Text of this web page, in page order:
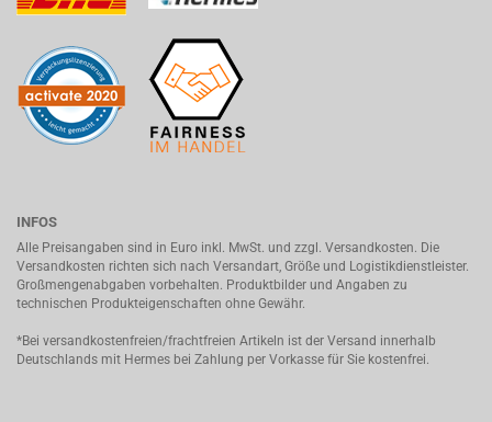
INFOS
Alle Preisangaben sind in Euro inkl. MwSt. und zzgl. Versandkosten. Die
Versandkosten richten sich nach Versandart, Größe und Logistikdienstleister.
Großmengenabgaben vorbehalten. Produktbilder und Angaben zu
technischen Produkteigenschaften ohne Gewähr.
*Bei versandkostenfreien/frachtfreien Artikeln ist der Versand innerhalb
Deutschlands mit Hermes bei Zahlung per Vorkasse für Sie kostenfrei.